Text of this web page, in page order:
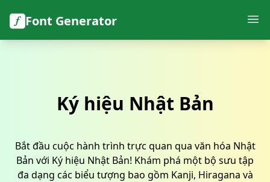
Font Generator
Ký hiệu Nhật Bản
Bắt đầu cuộc hành trình trực quan qua văn hóa Nhật
Bản với Ký hiệu Nhật Bản! Khám phá một bộ sưu tập
đa dạng các biểu tượng bao gồm Kanji, Hiragana và